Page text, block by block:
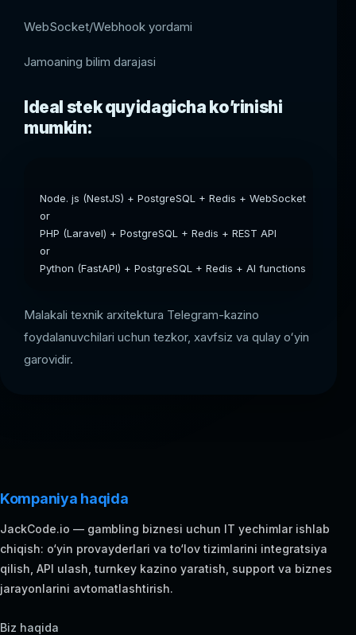
WebSocket/Webhook yordami
Jamoaning bilim darajasi
Ideal stek quyidagicha ko’rinishi
mumkin:
Node. js (NestJS) + PostgreSQL + Redis + WebSocket
or
PHP (Laravel) + PostgreSQL + Redis + REST API
or
Python (FastAPI) + PostgreSQL + Redis + AI functions
Malakali texnik arxitektura Telegram-kazino
foydalanuvchilari uchun tezkor, xavfsiz va qulay oʻyin
garovidir.
Kompaniya haqida
JackCode.io — gambling biznesi uchun IT yechimlar ishlab
chiqish: o‘yin provayderlari va to‘lov tizimlarini integratsiya
qilish, API ulash, turnkey kazino yaratish, support va biznes
jarayonlarini avtomatlashtirish.
Biz haqida